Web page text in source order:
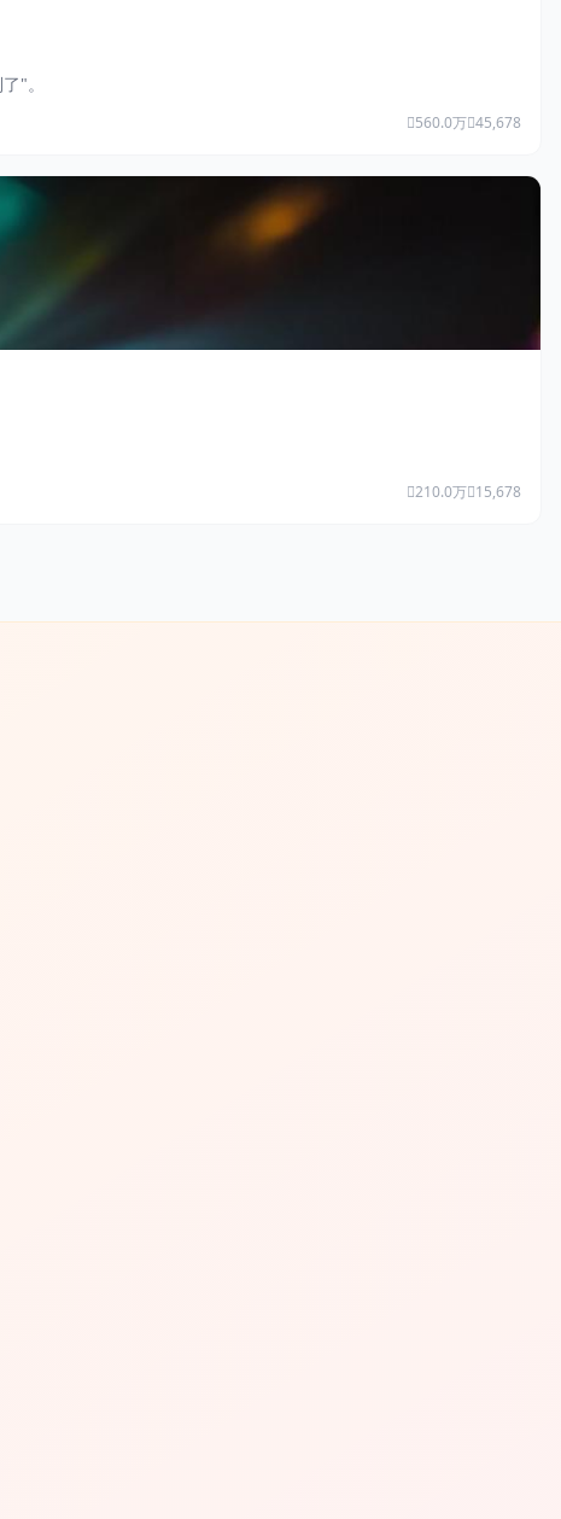
"。
560.0万 45,678
210.0万 15,678